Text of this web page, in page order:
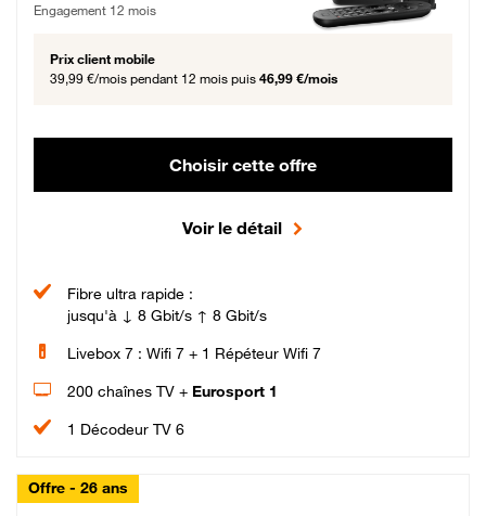
Engagement 12 mois
Prix client mobile
39,99 €/mois pendant 12 mois puis 46,99 €/mois
Choisir cette offre
Voir le détail
Fibre ultra rapide :
jusqu'à ↓ 8 Gbit/s ↑ 8 Gbit/s
Livebox 7 : Wifi 7 + 1 Répéteur Wifi 7
200 chaînes TV + Eurosport 1
1 Décodeur TV 6
Offre - 26 ans